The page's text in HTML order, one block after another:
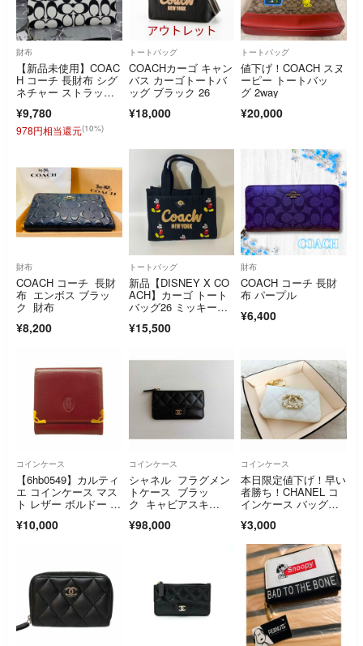
財布
【新品未使用】COAC
H コーチ 長財布 シグ
ネチャー ストラップ
¥9,780
978円相当還元(10%)
トートバッグ
COACHカーゴ キャン
バス カーゴトートバ
ッグ ブラック 26
¥18,000
トートバッグ
値下げ！COACH スヌ
ーピー トートバッ
グ 2way
¥20,000
財布
COACH コーチ 長財
布 エンボス ブラッ
ク 財布
¥8,200
トートバッグ
新品【DISNEY X CO
ACH】カーゴ トート
バッグ26 ミッキーマ
¥15,500
財布
COACH コーチ 長財
布 パープル
¥6,400
コインケース
【6hb0549】カルティ
エ コインケース マス
ト レザー ボルドー ゴ
ンズ レディース ユニ
¥10,000
コインケース
シャネル フラグメン
トケース ブラッ
ク キャビアスキ
ド 黒 ゴールド金
¥98,000
コインケース
本日限定値下げ！早い
者勝ち！CHANEL コ
インケース バッグチ
¥3,000